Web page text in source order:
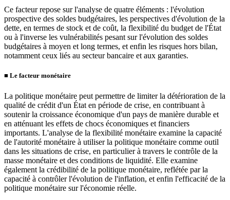
Ce facteur repose sur l'analyse de quatre éléments : l'évolution
prospective des soldes budgétaires, les perspectives d'évolution de la
dette, en termes de stock et de coût, la flexibilité du budget de l'État
ou à l'inverse les vulnérabilités pesant sur l'évolution des soldes
budgétaires à moyen et long termes, et enfin les risques hors bilan,
notamment ceux liés au secteur bancaire et aux garanties.
■ Le facteur monétaire
La politique monétaire peut permettre de limiter la détérioration de la
qualité de crédit d'un État en période de crise, en contribuant à
soutenir la croissance économique d'un pays de manière durable et
en atténuant les effets de chocs économiques et financiers
importants. L'analyse de la flexibilité monétaire examine la capacité
de l'autorité monétaire à utiliser la politique monétaire comme outil
dans les situations de crise, en particulier à travers le contrôle de la
masse monétaire et des conditions de liquidité. Elle examine
également la crédibilité de la politique monétaire, reflétée par la
capacité à contrôler l'évolution de l'inflation, et enfin l'efficacité de la
politique monétaire sur l'économie réelle.